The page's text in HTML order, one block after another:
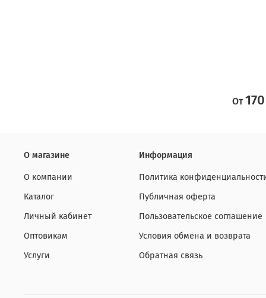
От
О магазине
О компании
Каталог
Личный кабинет
Оптовикам
Услуги
Информация
Политика
Публичная оферта
Пользовательское соглашение
Условия обмена и возврата
Обратная связь